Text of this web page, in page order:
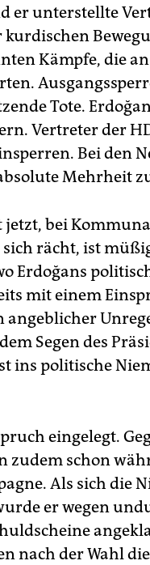
er unterstellte
Kämpfe, die
Tote.
Vertreter der
Bei den
Mehrheit
jetzt, bei
rächt, ist
Erdoğans
mit einem
angeblicher
Segen des
ins politische
eingelegt.
zudem schon
Als sich die
er wegen
nach der Wahl